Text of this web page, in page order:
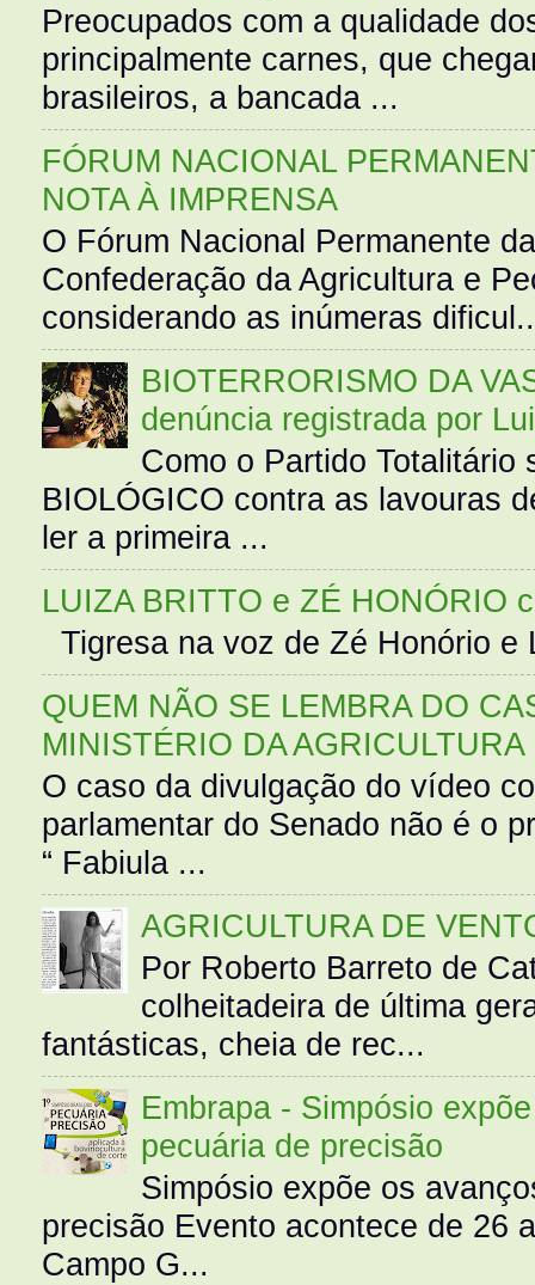
Preocupados com a qualidade
principalmente carnes, que
brasileiros, a bancada ...
FÓRUM NACIONAL
NOTA À IMPRENSA
O Fórum Nacional Permanente
Confederação da Agricultura e
considerando as inúmeras
BIOTERRORISMO DA
denúncia registrada por
Como o Partido Totalitário
BIOLÓGICO contra as lavouras
ler a primeira ...
LUIZA BRITTO e ZÉ HONÓRIO
Tigresa na voz de Zé Honório
QUEM NÃO SE LEMBRA DO
MINISTÉRIO DA AGRICULTURA
O caso da divulgação do vídeo
parlamentar do Senado não é o
“ Fabiula ...
AGRICULTURA DE
Por Roberto Barreto de
colheitadeira de última
fantásticas, cheia de rec...
Embrapa - Simpósio
pecuária de precisão
Simpósio expõe os
precisão Evento acontece de 26
Campo G...